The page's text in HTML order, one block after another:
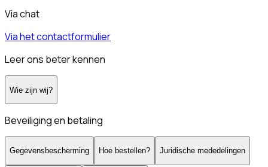
Via chat
Via het contactformulier
Leer ons beter kennen
Wie zijn wij?
Beveiliging en betaling
Gegevensbescherming Hoe bestellen? Juridische mededelingen